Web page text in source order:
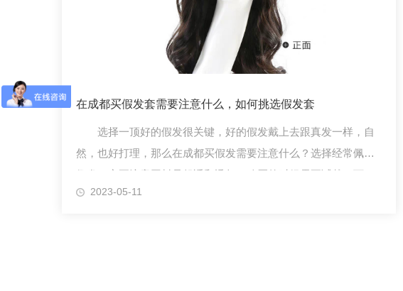
在成都买假发套需要注意什么，如何挑选假发套
选择一顶好的假发很关键，好的假发戴上去跟真发一样，自
然，也好打理，那么在成都买假发需要注意什么？选择经常佩戴
看看有没有不舒适的感觉，然后拉一下假发里面的松紧带感受松
2023-05-11